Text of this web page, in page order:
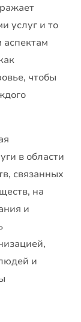
услуг и то
чтобы
в области
связанных
на
и
и